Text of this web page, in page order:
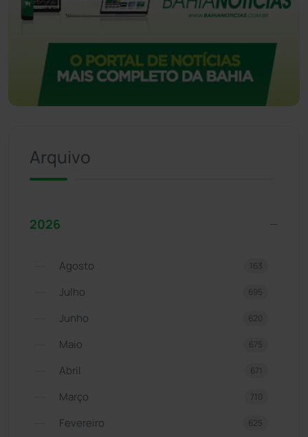
Arquivo
2026
Agosto 163
Julho 695
Junho 620
Maio 675
Abril 671
Março 710
Fevereiro 625